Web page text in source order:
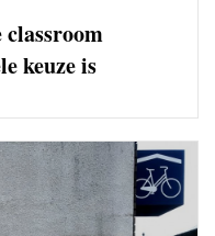
keuze is